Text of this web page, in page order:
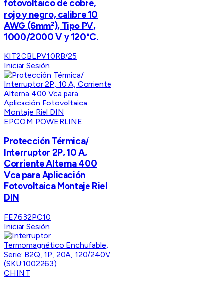
fotovoltaico de cobre,
rojo y negro, calibre 10
AWG (6mm²), Tipo PV,
1000/2000 V y 120°C.
KIT2CBLPV10RB/25
Iniciar Sesión
EPCOM POWERLINE
Protección Térmica/
Interruptor 2P, 10 A,
Corriente Alterna 400
Vca para Aplicación
Fotovoltaica Montaje Riel
DIN
FE7632PC10
Iniciar Sesión
CHINT